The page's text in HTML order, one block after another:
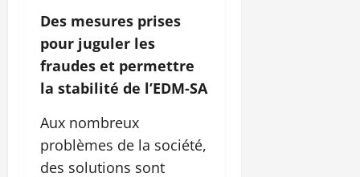
Des mesures prises
pour juguler les
fraudes et permettre
la stabilité de l’EDM-SA
Aux nombreux
problèmes de la société,
des solutions sont